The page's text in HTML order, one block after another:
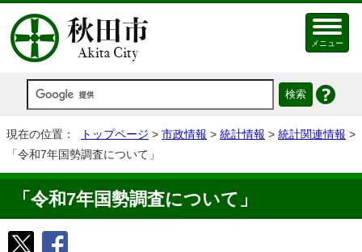
メニュー
現在の位置： トップページ > 市政情報 > 統計情報 > 統計関連情報 >
「令和7年国勢調査について」
「令和7年国勢調査について」